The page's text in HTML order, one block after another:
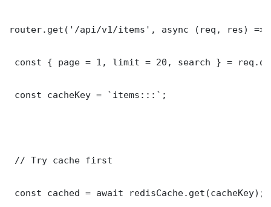
router.get('/api/v1/items', async (req, res) =>
const { page = 1, limit = 20, search } =
const cacheKey = `items:::`;
// Try cache first
const cached = await redisCache.get(cacheKey);